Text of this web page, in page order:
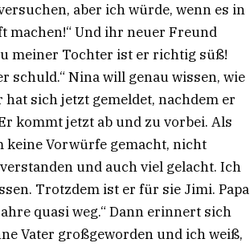
aber ich würde, wenn es in
machen!“ Und ihr neuer Freund
meiner Tochter ist er richtig süß!
schuld.“ Nina will genau wissen, wie
hat sich jetzt gemeldet, nachdem er
kommt jetzt ab und zu vorbei. Als
keine Vorwürfe gemacht, nicht
und auch viel gelacht. Ich
Trotzdem ist er für sie Jimi. Papa
quasi weg.“ Dann erinnert sich
Vater großgeworden und ich weiß,